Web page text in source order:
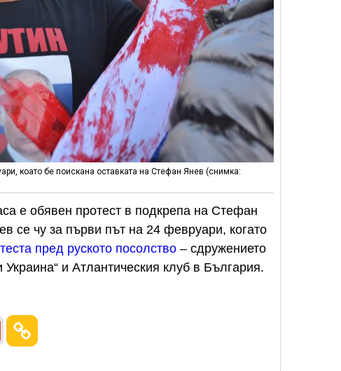
коато бе поискана оставката на Стефан Янев (снимка:
е обявен протест в подкрепа на Стефан
се чу за първи път на 24 февруари, когато
пред руското посолство – сдружението
Украина“ и Атлантическия клуб в България.